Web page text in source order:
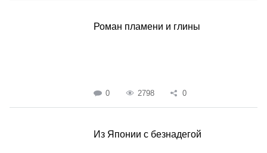
Роман пламени и глины
0 2798 0
Из Японии с безнадегой